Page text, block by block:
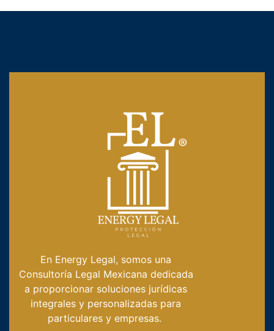
En Energy Legal, somos una
Consultoría Legal Mexicana dedicada
a proporcionar soluciones jurídicas
integrales y personalizadas para
particulares y empresas.